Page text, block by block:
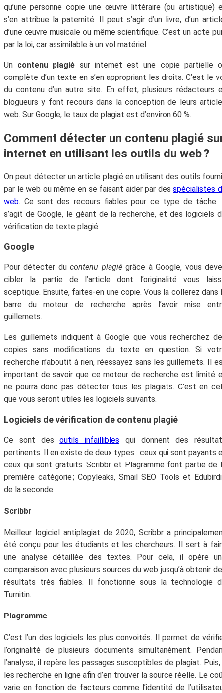
qu’une personne copie une œuvre littéraire (ou artistique)
s’en attribue la paternité. Il peut s’agir d’un livre, d’un
d’une œuvre musicale ou même scientifique. C’est un acte
par la loi, car assimilable à un vol matériel.
Un contenu plagié sur internet est une copie partielle
complète d’un texte en s’en appropriant les droits. C’est le
du contenu d’un autre site. En effet, plusieurs rédacteurs
blogueurs y font recours dans la conception de leurs
web. Sur Google, le taux de plagiat est d’environ 60 %.
Comment détecter un contenu plagié
internet en utilisant les outils du web ?
On peut détecter un article plagié en utilisant des outils
par le web ou même en se faisant aider par desspécialistes
web. Ce sont des recours fiables pour ce type de tâche.
s’agit de Google, le géant de la recherche, et des logiciels
vérification de texte plagié.
Google
Pour détecter ducontenu plagiégrâce à Google, vous
cibler la partie de l’article dont l’originalité vous
sceptique. Ensuite, faites-en une copie. Vous la collerez dans
barre du moteur de recherche après l’avoir mise
guillemets.
Les guillemets indiquent à Google que vous recherchez
copies sans modifications du texte en question. Si
recherche n’aboutit à rien, réessayez sans les guillemets. Il
important de savoir que ce moteur de recherche est limité
ne pourra donc pas détecter tous les plagiats. C’est en
que vous seront utiles les logiciels suivants.
Logiciels de vérification de contenu plagié
Ce sont desoutils infaillibles qui donnent des
pertinents. Il en existe de deux types : ceux qui sont payants
ceux qui sont gratuits. Scribbr et Plagramme font partie de
première catégorie ; Copyleaks, Smail SEO Tools et
de la seconde.
Scribbr
Meilleur logiciel antiplagiat de 2020, Scribbr a
été conçu pour les étudiants et les chercheurs. Il sert à
une analyse détaillée des textes. Pour cela, il opère
comparaison avec plusieurs sources du web jusqu’à obtenir
résultats très fiables. Il fonctionne sous la technologie
Turnitin.
Plagramme
C’est l’un des logiciels les plus convoités. Il permet de
l’originalité de plusieurs documents simultanément.
l’analyse, il repère les passages susceptibles de plagiat. Puis,
les recherche en ligne afin d’en trouver la source réelle. Le
varie en fonction de facteurs comme l’identité de